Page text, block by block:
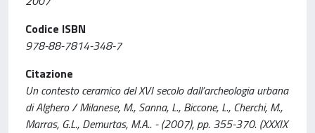
Codice ISBN
978-88-7814-348-7
Citazione
Un contesto ceramico del XVI secolo dall’archeologia urbana
di Alghero / Milanese, M., Sanna, L., Biccone, L., Cherchi, M.,
Marras, G.L., Demurtas, M.A.. - (2007), pp. 355-370. (XXXIX